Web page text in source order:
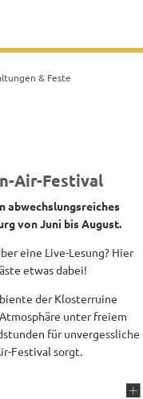
& Feste
Air-Festival
abwechslungsreiches
von Juni bis August.
eine Live-Lesung? Hier
etwas dabei!
der Klosterruine
unter freiem
für unvergessliche
Festival sorgt.